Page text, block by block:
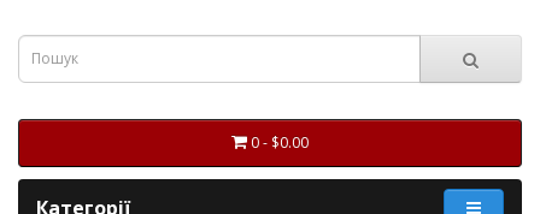
0 - $0.00
Категорії